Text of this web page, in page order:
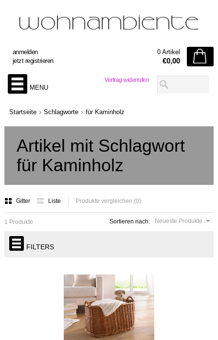
Vertrag widerrufen
anmelden
jetzt registrieren
0 Artikel
€0,00
MENU
Startseite Schlagworte für Kaminholz
Artikel mit Schlagwort
für Kaminholz
Gitter Liste Produkte vergleichen (0)
Sortieren nach: Neueste Produkte
1 Produkte
FILTERS